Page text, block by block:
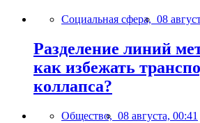
Социальная сфера, 08
Разделение линий
как избежать
коллапса?
Общество, 08 августа, 00:41